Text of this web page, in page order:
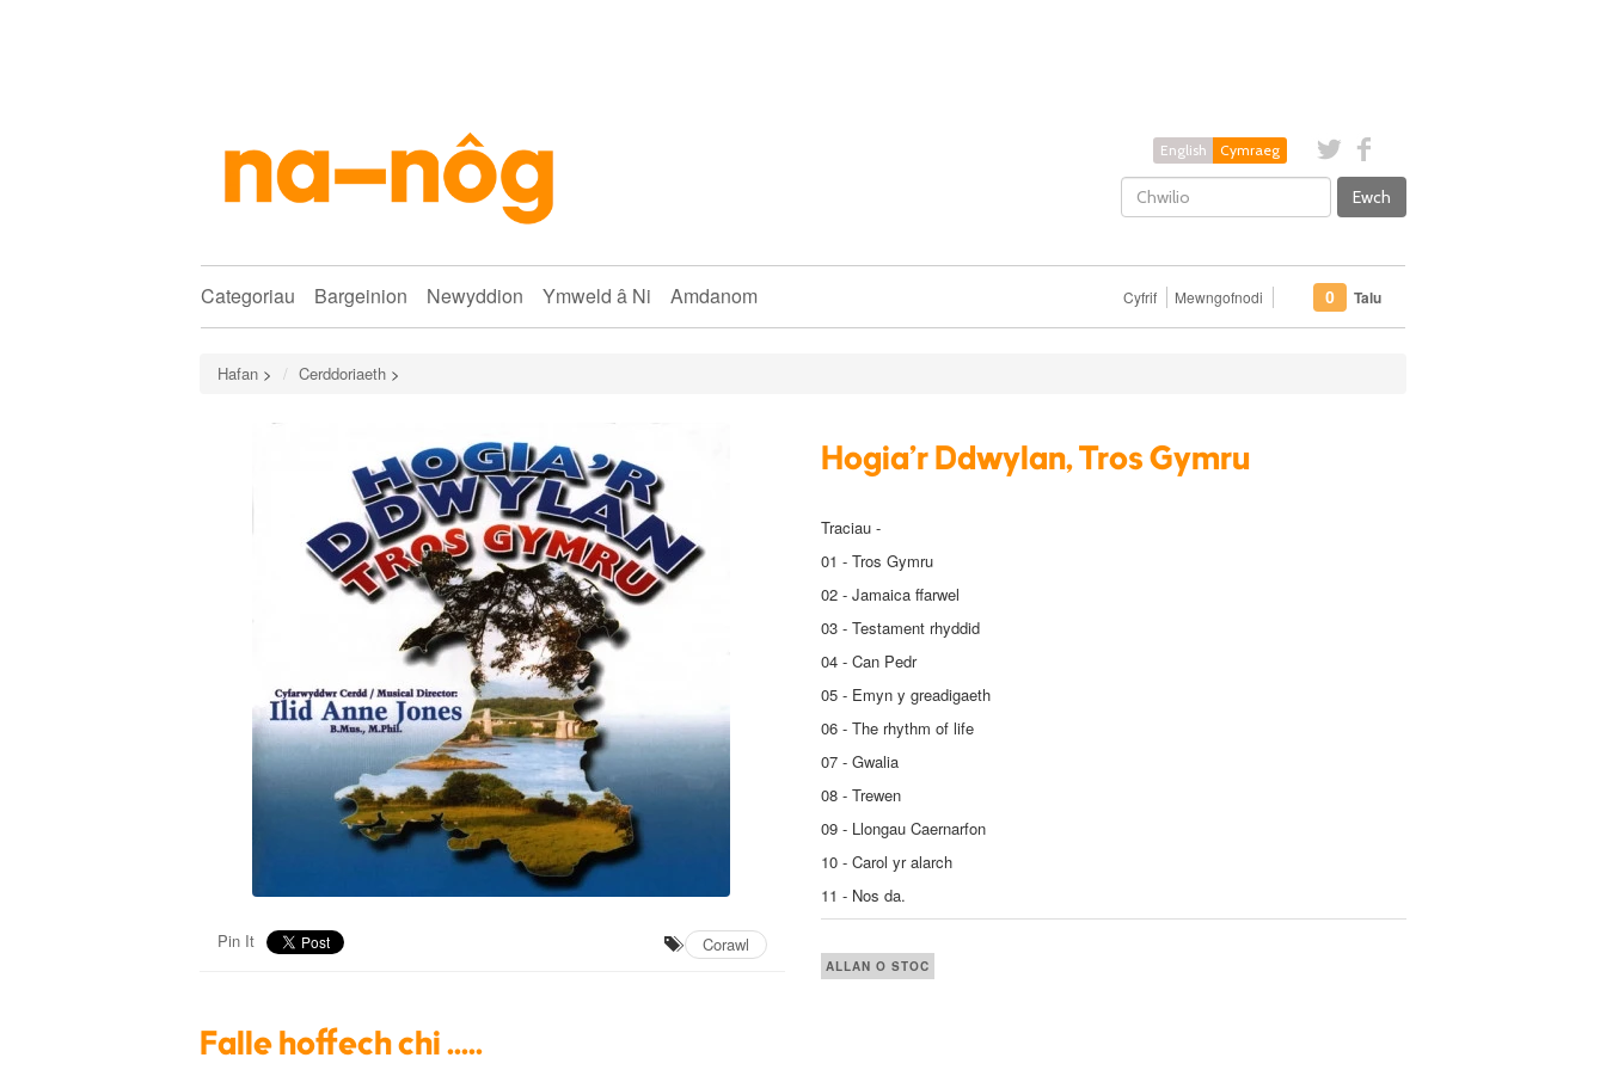
English Cymraeg
Ewch
Categoriau Bargeinion Newyddion Ymweld â Ni Amdanom Cyfrif Mewngofnodi 0 Talu
Hafan > Cerddoriaeth >
Pin It Corawl
Hogia'r Ddwylan, Tros Gymru
Traciau -
01 - Tros Gymru
02 - Jamaica ffarwel
03 - Testament rhyddid
04 - Can Pedr
05 - Emyn y greadigaeth
06 - The rhythm of life
07 - Gwalia
08 - Trewen
09 - Llongau Caernarfon
10 - Carol yr alarch
11 - Nos da.
ALLAN O STOC
Falle hoffech chi .....